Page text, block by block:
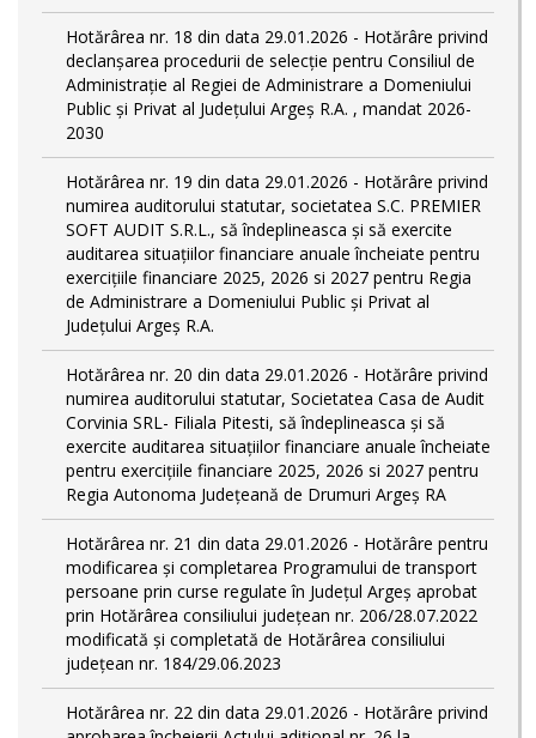
Hotărârea nr. 18 din data 29.01.2026 - Hotărâre privind
declanșarea procedurii de selecție pentru Consiliul de
Administrație al Regiei de Administrare a Domeniului
Public și Privat al Județului Argeș R.A. , mandat 2026-
2030
Hotărârea nr. 19 din data 29.01.2026 - Hotărâre privind
numirea auditorului statutar, societatea S.C. PREMIER
SOFT AUDIT S.R.L., să îndeplineasca și să exercite
auditarea situațiilor financiare anuale încheiate pentru
exercițiile financiare 2025, 2026 si 2027 pentru Regia
de Administrare a Domeniului Public și Privat al
Județului Argeș R.A.
Hotărârea nr. 20 din data 29.01.2026 - Hotărâre privind
numirea auditorului statutar, Societatea Casa de Audit
Corvinia SRL- Filiala Pitesti, să îndeplineasca și să
exercite auditarea situațiilor financiare anuale încheiate
pentru exercițiile financiare 2025, 2026 si 2027 pentru
Regia Autonoma Județeană de Drumuri Argeș RA
Hotărârea nr. 21 din data 29.01.2026 - Hotărâre pentru
modificarea și completarea Programului de transport
persoane prin curse regulate în Județul Argeş aprobat
prin Hotărârea consiliului județean nr. 206/28.07.2022
modificată și completată de Hotărârea consiliului
județean nr. 184/29.06.2023
Hotărârea nr. 22 din data 29.01.2026 - Hotărâre privind